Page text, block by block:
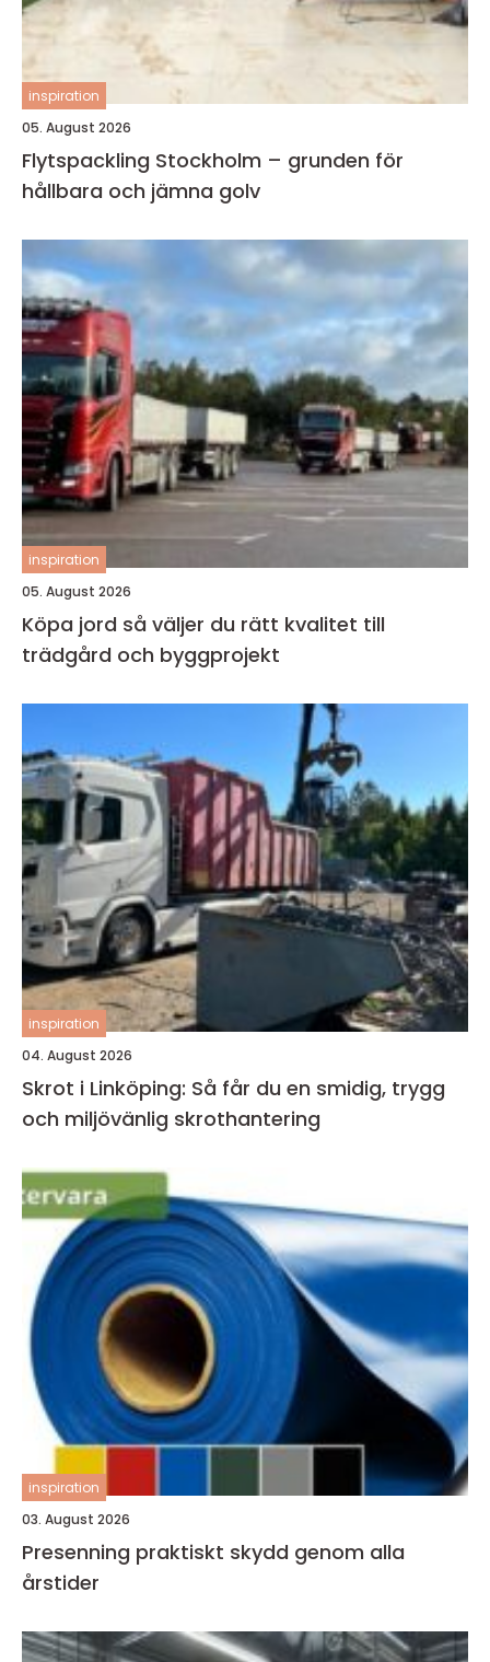
inspiration
05. August 2026
Flytspackling Stockholm – grunden för
hållbara och jämna golv
inspiration
05. August 2026
Köpa jord så väljer du rätt kvalitet till
trädgård och byggprojekt
inspiration
04. August 2026
Skrot i Linköping: Så får du en smidig, trygg
och miljövänlig skrothantering
inspiration
03. August 2026
Presenning praktiskt skydd genom alla
årstider